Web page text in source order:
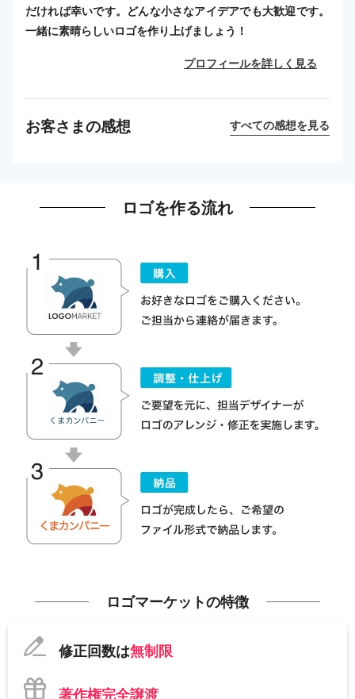
だければ幸いです。どんな小さなアイデアでも大歓迎です。
一緒に素晴らしいロゴを作り上げましょう！
プロフィールを詳しく見る
お客さまの感想 すべての感想を見る
ロゴを作る流れ
ロゴマーケットの特徴
修正回数は無制限
著作権完全譲渡